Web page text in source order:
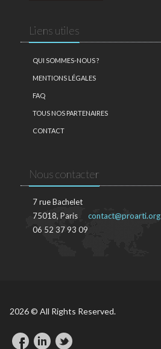
Liens utiles
QUI SOMMES-NOUS ?
MENTIONS LÉGALES
FAQ
TOUS NOS PARTENAIRES
CONTACT
Nous contacter
7 rue Bachelet
75018, Paris
06 52 37 93 09
contact@proarti.org
2026 © All Rights Reserved.